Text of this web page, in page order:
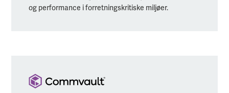
og performance i forretningskritiske miljøer.